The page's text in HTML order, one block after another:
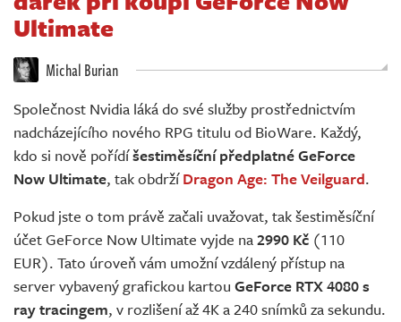
Živě
Ultimate
Michal Burian
Společnost Nvidia láká do své služby prostřednictvím
nadcházejícího nového RPG titulu od BioWare. Každý,
kdo si nově pořídíšestiměsíční předplatné GeForce
Now Ultimate, tak obdržíDragon Age: The Veilguard.
Pokud jste o tom právě začali uvažovat, tak šestiměsíční
účet GeForce Now Ultimate vyjde na2990 Kč (110
EUR). Tato úroveň vám umožní vzdálený přístup na
server vybavený grafickou kartou GeForce RTX 4080 s
ray tracingem, v rozlišení až 4K a 240 snímků za sekundu.